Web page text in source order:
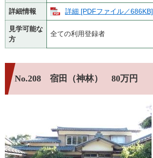
詳細情報 詳細 [PDFファイル／686KB]
見学可能な
方
全ての利用登録者
No.208 宿田（神林） 80万円